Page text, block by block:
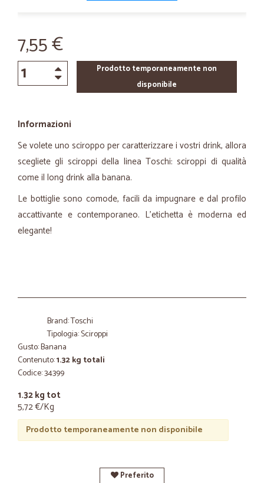
7,55 €
Prodotto temporaneamente non
disponibile
Informazioni
Se volete uno sciroppo per caratterizzare i vostri drink, allora
scegliete gli sciroppi della linea Toschi: sciroppi di qualità
come il long drink alla banana.
Le bottiglie sono comode, facili da impugnare e dal profilo
accattivante e contemporaneo. L'etichetta è moderna ed
elegante!
Brand: Toschi
Tipologia: Sciroppi
Gusto: Banana
Contenuto:1.32 kg totali
Codice: 34399
1.32 kg tot
5,72 €/Kg
Prodotto temporaneamente non disponibile
Preferito